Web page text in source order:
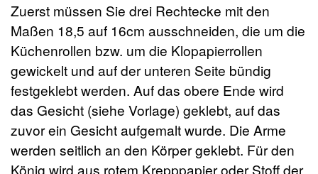
Zuerst müssen Sie drei Rechtecke mit den
Maßen 18,5 auf 16cm ausschneiden, die um die
Küchenrollen bzw. um die Klopapierrollen
gewickelt und auf der unteren Seite bündig
festgeklebt werden. Auf das obere Ende wird
das Gesicht (siehe Vorlage) geklebt, auf das
zuvor ein Gesicht aufgemalt wurde. Die Arme
werden seitlich an den Körper geklebt. Für den
König wird aus rotem Krepppapier oder Stoff der